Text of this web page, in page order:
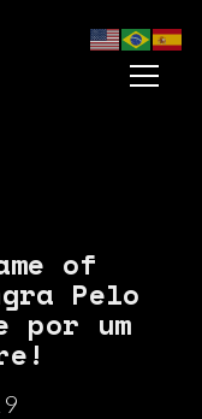
of
Pelo
por um